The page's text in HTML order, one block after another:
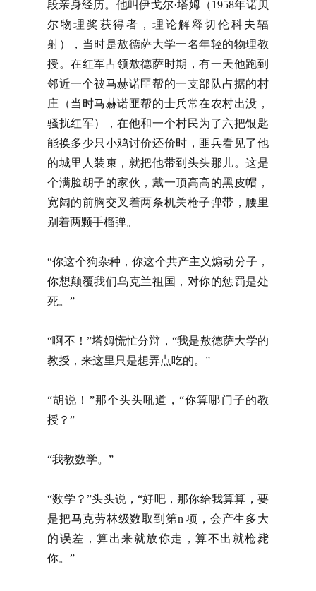
段亲身经历。他叫伊戈尔·塔姆（1958年诺贝
尔物理奖获得者，理论解释切伦科夫辐
射），当时是敖德萨大学一名年轻的物理教
授。在红军占领敖德萨时期，有一天他跑到
邻近一个被马赫诺匪帮的一支部队占据的村
庄（当时马赫诺匪帮的士兵常在农村出没，
骚扰红军），在他和一个村民为了六把银匙
能换多少只小鸡讨价还价时，匪兵看见了他
的城里人装束，就把他带到头头那儿。这是
个满脸胡子的家伙，戴一顶高高的黑皮帽，
宽阔的前胸交叉着两条机关枪子弹带，腰里
别着两颗手榴弹。
“你这个狗杂种，你这个共产主义煽动分子，
你想颠覆我们乌克兰祖国，对你的惩罚是处
死。”
“啊不！”塔姆慌忙分辩，“我是敖德萨大学的
教授，来这里只是想弄点吃的。”
“胡说！”那个头头吼道，“你算哪门子的教
授？”
“我教数学。”
“数学？”头头说，“好吧，那你给我算算，要
是把马克劳林级数取到第n 项，会产生多大
的误差，算出来就放你走，算不出就枪毙
你。”